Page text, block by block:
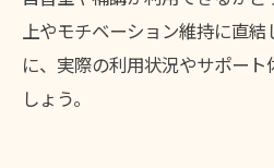
上やモチベーション維持に直
に、実際の利用状況やサポー
しょう。